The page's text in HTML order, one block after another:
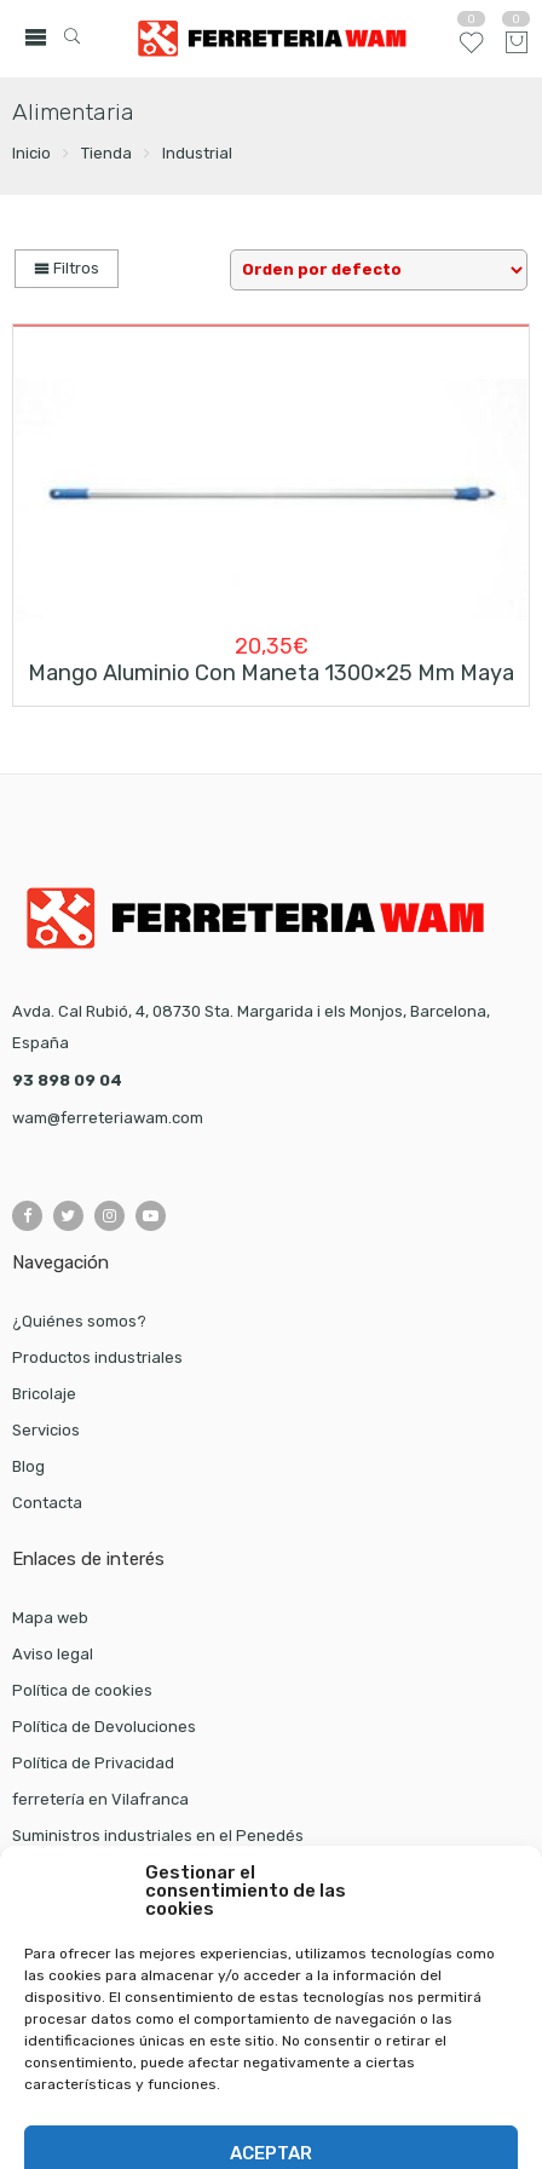
Gestionar el
consentimiento de las
cookies
Para ofrecer las mejores experiencias, utilizamos tecnologías como
las cookies para almacenar y/o acceder a la información del
dispositivo. El consentimiento de estas tecnologías nos permitirá
procesar datos como el comportamiento de navegación o las
identificaciones únicas en este sitio. No consentir o retirar el
consentimiento, puede afectar negativamente a ciertas
características y funciones.
ACEPTAR
0 0
Alimentaria
Inicio Tienda Industrial
Filtros
20,35€
Mango Aluminio Con Maneta 1300×25 Mm Maya
Avda. Cal Rubió, 4, 08730 Sta. Margarida i els Monjos, Barcelona,
España
93 898 09 04
wam@ferreteriawam.com
Navegación
¿Quiénes somos?
Productos industriales
Bricolaje
Servicios
Blog
Contacta
Enlaces de interés
Mapa web
Aviso legal
Política de cookies
Política de Devoluciones
Política de Privacidad
ferretería en Vilafranca
Suministros industriales en el Penedés